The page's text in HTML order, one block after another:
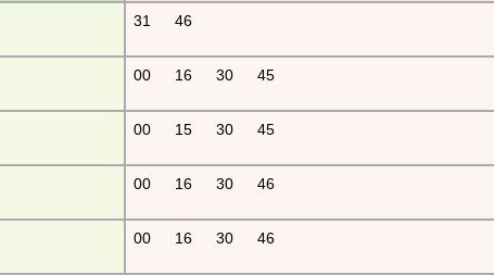
31 46
00 16 30 45
00 15 30 45
00 16 30 46
00 16 30 46